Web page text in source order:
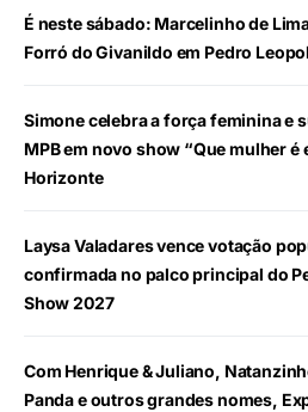
É neste sábado: Marcelinho de
Forró do Givanildo em Pedro
Simone celebra a força feminina e
MPB em novo show “Que mulher é
Horizonte
Laysa Valadares vence votação
confirmada no palco principal do
Show 2027
Com Henrique & Juliano,
Panda e outros grandes nomes,